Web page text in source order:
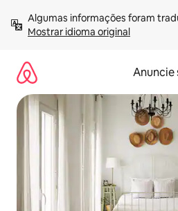
para
Mostrar idioma original
Anuncie